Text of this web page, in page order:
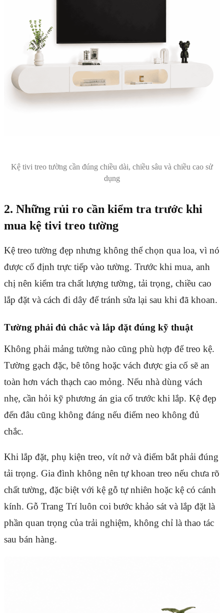
Kệ tivi treo tường cần đúng chiều dài, chiều sâu và chiều cao sử
dụng
2. Những rủi ro cần kiểm tra trước khi
mua kệ tivi treo tường
Kệ treo tường đẹp nhưng không thể chọn qua loa, vì nó
được cố định trực tiếp vào tường. Trước khi mua, anh
chị nên kiểm tra chất lượng tường, tải trọng, chiều cao
lắp đặt và cách đi dây để tránh sửa lại sau khi đã khoan.
Tường phải đủ chắc và lắp đặt đúng kỹ thuật
Không phải mảng tường nào cũng phù hợp để treo kệ.
Tường gạch đặc, bê tông hoặc vách được gia cố sẽ an
toàn hơn vách thạch cao mỏng. Nếu nhà dùng vách
nhẹ, cần hỏi kỹ phương án gia cố trước khi lắp. Kệ đẹp
đến đâu cũng không đáng nếu điểm neo không đủ
chắc.
Khi lắp đặt, phụ kiện treo, vít nở và điểm bắt phải đúng
tải trọng. Gia đình không nên tự khoan treo nếu chưa rõ
chất tường, đặc biệt với kệ gỗ tự nhiên hoặc kệ có cánh
kính. Gỗ Trang Trí luôn coi bước khảo sát và lắp đặt là
phần quan trọng của trải nghiệm, không chỉ là thao tác
sau bán hàng.